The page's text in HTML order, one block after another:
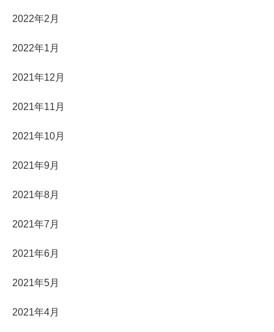
2022年2月
2022年1月
2021年12月
2021年11月
2021年10月
2021年9月
2021年8月
2021年7月
2021年6月
2021年5月
2021年4月